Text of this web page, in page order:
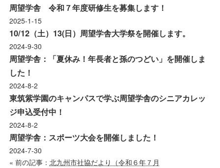
周望学舎 令和７年度研修生を募集します！
2025-1-15
10/12（土）13(日）周望学舎大学祭を開催します。
2024-9-30
周望学舎：「夏休み！年長者と孫のつどい」を開催しま
した！
2024-8-2
東筑紫学園のキャンパスで学ぶ周望学舎のシニアカレッ
ジ申込受付中！
2024-8-2
周望学舎：スポーツ大会を開催しました！
2024-7-30
« 前の記事： 北九州市社協だより（令和６年７月